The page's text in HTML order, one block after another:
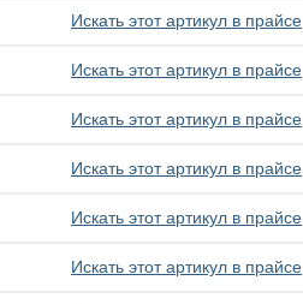
Искать этот артикул в прайсе
Искать этот артикул в прайсе
Искать этот артикул в прайсе
Искать этот артикул в прайсе
Искать этот артикул в прайсе
Искать этот артикул в прайсе